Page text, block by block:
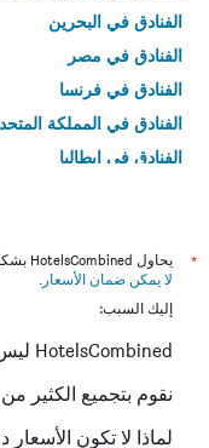
الفنادق في البحرين
الفنادق في مصر
الفنادق في فرنسا
الفنادق في المملكة
الفنادق في إيطاليا
*
يحاول HotelsCombined بشكل دائم الحصول على الأسعار الدقيقة، ولكن
لا يمكن ضمان الأسعار .
إليك السبب:
HotelsCombined ليس البائع
نقوم بتجميع الكثير من
لماذا لا تكون الأسعار